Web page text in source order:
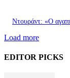
Ντουράντ: «Ο
Load more
EDITOR PICKS